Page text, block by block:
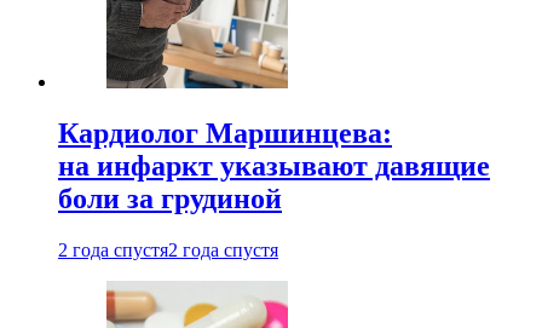
Кардиолог Маршинцева:
на инфаркт указывают давящие
боли за грудиной
2 года спустя2 года спустя